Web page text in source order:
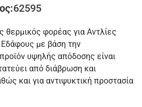
62595
φορέας για Αντλίες
με βάση την
υψηλής απόδοσης είναι
από διάβρωση και
και για αντιψυκτική προστασία